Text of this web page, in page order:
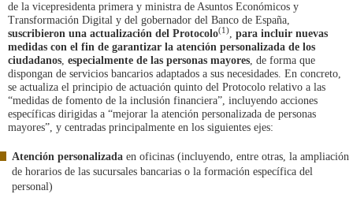
de la vicepresidenta primera y ministra de Asuntos Económicos y
Transformación Digital y del gobernador del Banco de España,
suscribieron una actualización del Protocolo(1), para incluir nuevas
medidas con el fin de garantizar la atención personalizada de los
ciudadanos, especialmente de las personas mayores, de forma que
dispongan de servicios bancarios adaptados a sus necesidades. En concreto,
se actualiza el principio de actuación quinto del Protocolo relativo a las
“medidas de fomento de la inclusión financiera”, incluyendo acciones
específicas dirigidas a “mejorar la atención personalizada de personas
mayores”, y centradas principalmente en los siguientes ejes:
Atención personalizada en oficinas (incluyendo, entre otras, la ampliación
de horarios de las sucursales bancarias o la formación específica del
personal)